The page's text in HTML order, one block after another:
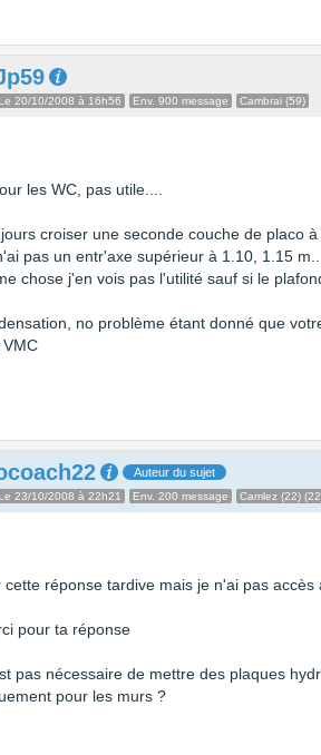
Le 20/10/2008 à 16h56 Env. 900 message Cambrai (59)
les WC, pas utile....
croiser une seconde couche de placo
pas un entr'axe supérieur à 1.10, 1.15
chose j'en vois pas l'utilité sauf si le
no problème étant donné que
Auteur du sujet
Le 23/10/2008 à 22h21 Env. 200 message Camlez (22)
cette réponse tardive mais je n'ai pas accès
pour ta réponse
pas nécessaire de mettre des plaques
pour les murs ?